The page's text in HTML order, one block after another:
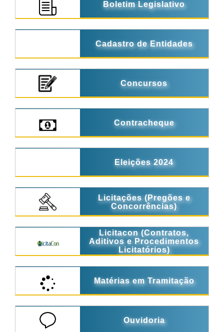
Boletim Legislativo
Cadastro de Entidades
Concursos
Contracheque
Eleições 2024
Licitações (Pregões e
Concorrências)
Licitacon (Contratos,
Aditivos e Procedimentos
Licitatórios)
Matérias em Tramitação
Ouvidoria